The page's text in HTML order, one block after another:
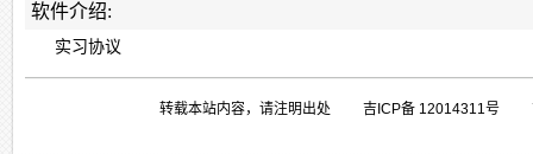
软件介绍:
实习协议
转载本站内容，请注明出处 吉ICP备 12014311号